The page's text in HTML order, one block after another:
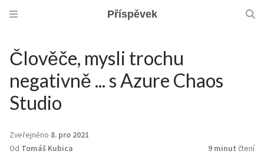
Příspěvek
Člověče, mysli trochu
negativně ... s Azure Chaos
Studio
Zveřejněno 8. pro 2021
Od Tomáš Kubica 9 minut čtení